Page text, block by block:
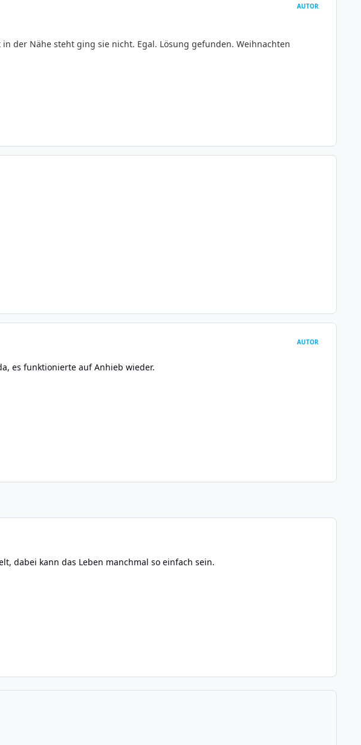
AUTOR
der Nähe steht ging sie nicht. Egal. Lösung gefunden. Weihnachten
AUTOR
es funktionierte auf Anhieb wieder.
dabei kann das Leben manchmal so einfach sein.